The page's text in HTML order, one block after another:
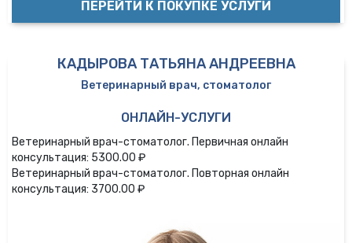
ПЕРЕЙТИ К ПОКУПКЕ УСЛУГИ
КАДЫРОВА ТАТЬЯНА АНДРЕЕВНА
Ветеринарный врач, стоматолог
ОНЛАЙН-УСЛУГИ
Ветеринарный врач-стоматолог. Первичная онлайн
консультация: 5300.00 ₽
Ветеринарный врач-стоматолог. Повторная онлайн
консультация: 3700.00 ₽